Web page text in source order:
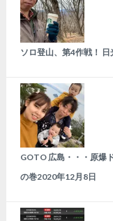
ソロ登山、第4作戦！ 日
GOTO 広島・・・原爆
の巻2020年12月8日